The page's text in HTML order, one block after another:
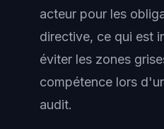
acteur pour les
directive, ce qui est
éviter les zones
compétence lors
audit.